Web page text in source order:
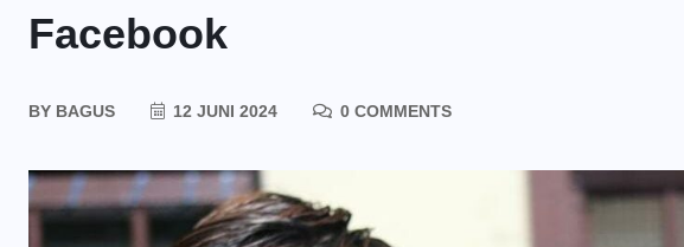
Facebook
BY BAGUS 12 JUNI 2024 0 COMMENTS